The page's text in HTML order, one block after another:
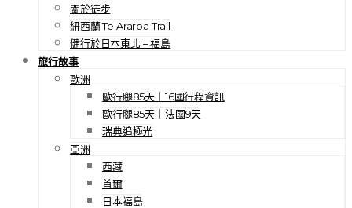
關於徒步
紐西蘭 Te Araroa Trail
健行於日本東北 – 福島
旅行故事
歐洲
歐行腿85天｜16國行程資訊
歐行腿85天｜法國9天
瑞典追極光
亞洲
西藏
首爾
日本福島